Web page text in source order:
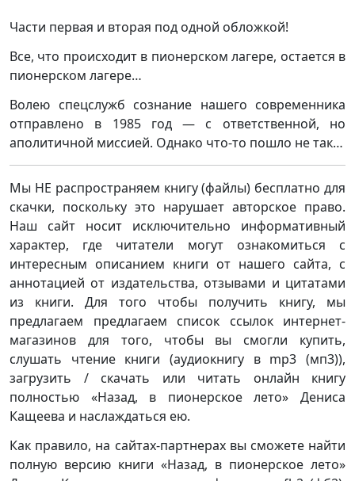
Части первая и вторая под одной обложкой!
Все, что происходит в пионерском лагере, остается в
пионерском лагере…
Волею спецслужб сознание нашего современника
отправлено в 1985 год — с ответственной, но
аполитичной миссией. Однако что-то пошло не так…
Мы НЕ распространяем книгу (файлы) бесплатно для
скачки, поскольку это нарушает авторское право.
Наш сайт носит исключительно информативный
характер, где читатели могут ознакомиться с
интересным описанием книги от нашего сайта, с
аннотацией от издательства, отзывами и цитатами
из книги. Для того чтобы получить книгу, мы
предлагаем предлагаем список ссылок интернет-
магазинов для того, чтобы вы смогли купить,
слушать чтение книги (аудиокнигу в mp3 (мп3)),
загрузить / скачать или читать онлайн книгу
полностью «Назад, в пионерское лето» Дениса
Кащеева и наслаждаться ею.
Как правило, на сайтах-партнерах вы сможете найти
полную версию книги «Назад, в пионерское лето»